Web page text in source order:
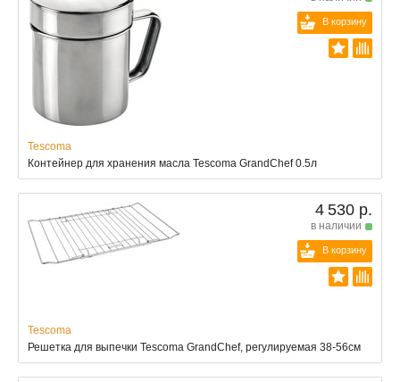
В корзину
Tescoma
Контейнер для хранения масла Tescoma GrandChef 0.5л
4 530 р.
в наличии
В корзину
Tescoma
Решетка для выпечки Tescoma GrandChef, регулируемая 38-56см